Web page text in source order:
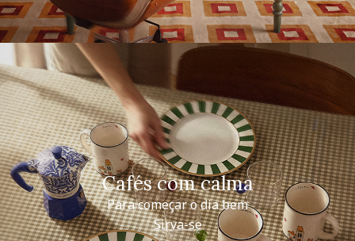
Cafés com calma
Para começar o dia bem
Sirva-se